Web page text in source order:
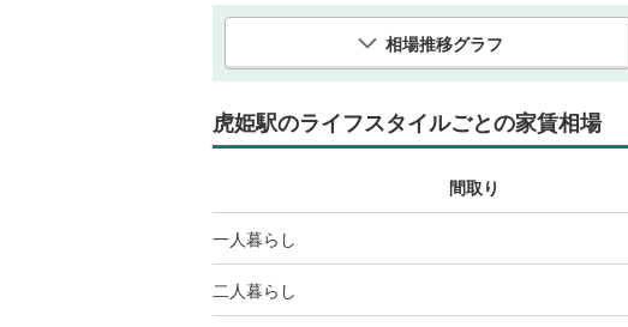
相場推移グラフ
虎姫駅のライフスタイルごとの家賃相場
間取り
一人暮らし
二人暮らし